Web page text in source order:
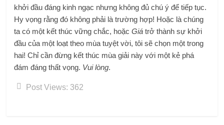
khởi đầu đáng kinh ngạc nhưng không đủ chú ý để tiếp tục.
Hy vọng rằng đó không phải là trường hợp! Hoặc là chúng
ta có một kết thúc vững chắc, hoặcGiá trở thành sự khởi
đầu của một loạt theo mùa tuyệt vời, tôi sẽ chọn một trong
hai! Chỉ cần đừng kết thúc mùa giải này với một kẻ phá
đám đáng thất vọng. Vui lòng.
Post Views: 362